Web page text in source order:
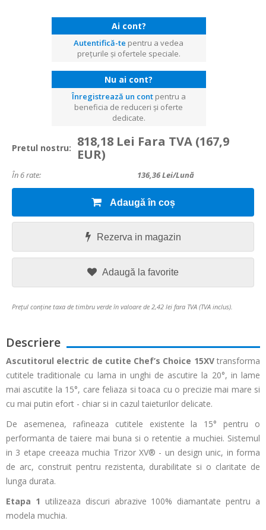
Ai cont?
Autentifică-te pentru a vedea
prețurile și ofertele speciale.
Nu ai cont?
Înregistrează un contpentru a
beneficia de reduceri și oferte
dedicate.
Pretul nostru: 818,18 Lei Fara TVA (167,9
EUR)
În 6 rate: 136,36Lei/lună
Adaugă în coș
Rezerva in magazin
Adaugă la favorite
Prețul conține taxa de timbru verde în valoare de 2,42 lei fara TVA (TVA inclus).
Descriere
Ascutitorul electric de cutite Chef’s Choice 15XVtransforma
cutitele traditionale cu lama in unghi de ascutire la 20°, in lame
mai ascutite la 15°, care feliaza si toaca cu o precizie mai mare si
cu mai putin efort - chiar si in cazul taieturilor delicate.
De asemenea, rafineaza cutitele existente la 15° pentru o
performanta de taiere mai buna si o retentie a muchiei. Sistemul
in 3 etape creeaza muchia Trizor XV® - un design unic, in forma
de arc, construit pentru rezistenta, durabilitate si o claritate de
lunga durata.
Etapa 1 utilizeaza discuri abrazive 100% diamantate pentru a
modela muchia.